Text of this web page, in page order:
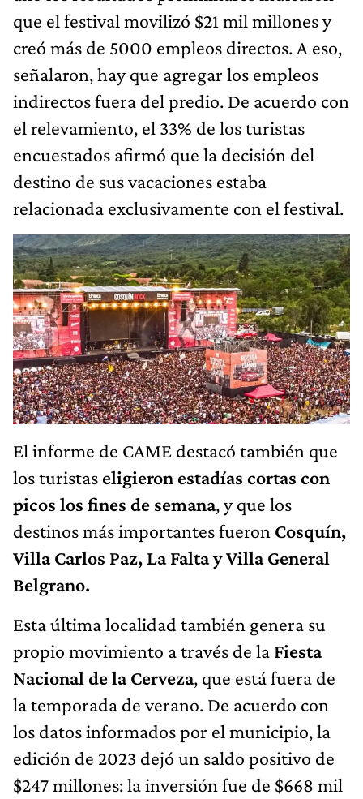
que el festival movilizó $21 mil millones y
creó más de 5000 empleos directos. A eso,
señalaron, hay que agregar los empleos
indirectos fuera del predio. De acuerdo con
el relevamiento, el 33% de los turistas
encuestados afirmó que la decisión del
destino de sus vacaciones estaba
relacionada exclusivamente con el festival.
El informe de CAME destacó también que
los turistas eligieron estadías cortas con
picos los fines de semana, y que los
destinos más importantes fueron Cosquín,
Villa Carlos Paz, La Falta y Villa General
Belgrano.
Esta última localidad también genera su
propio movimiento a través de la Fiesta
Nacional de la Cerveza, que está fuera de
la temporada de verano. De acuerdo con
los datos informados por el municipio, la
edición de 2023 dejó un saldo positivo de
$247 millones: la inversión fue de $668 mil